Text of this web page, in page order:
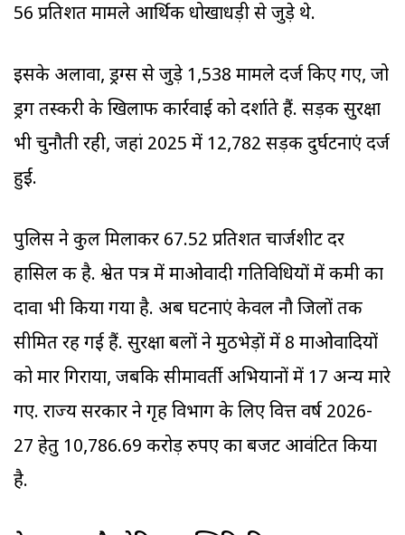
56 प्रतिशत मामले आर्थिक धोखाधड़ी से जुड़े थे.
इसके अलावा, ड्रग्स से जुड़े 1,538 मामले दर्ज किए गए, जो
ड्रग तस्करी के खिलाफ कार्रवाई को दर्शाते हैं. सड़क सुरक्षा
भी चुनौती रही, जहां 2025 में 12,782 सड़क दुर्घटनाएं दर्ज
हुईं.
पुलिस ने कुल मिलाकर 67.52 प्रतिशत चार्जशीट दर
हासिल की है. श्वेत पत्र में माओवादी गतिविधियों में कमी का
दावा भी किया गया है. अब घटनाएं केवल नौ जिलों तक
सीमित रह गई हैं. सुरक्षा बलों ने मुठभेड़ों में 8 माओवादियों
को मार गिराया, जबकि सीमावर्ती अभियानों में 17 अन्य मारे
गए. राज्य सरकार ने गृह विभाग के लिए वित्त वर्ष 2026-
27 हेतु 10,786.69 करोड़ रुपए का बजट आवंटित किया
है.